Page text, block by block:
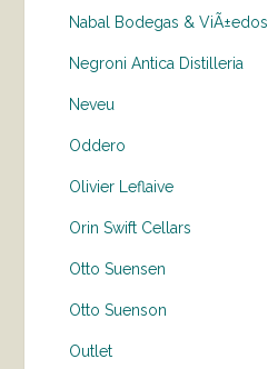
Nabal Bodegas & ViÃ±edos
Negroni Antica Distilleria
Neveu
Oddero
Olivier Leflaive
Orin Swift Cellars
Otto Suensen
Otto Suenson
Outlet